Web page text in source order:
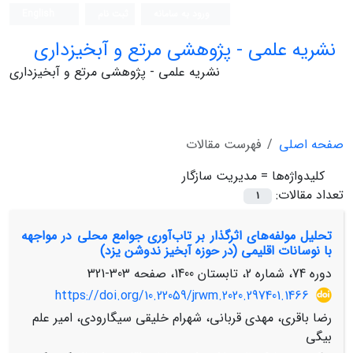
نشریه علمی - پژوهشی مرتع و آبخیزداری
نشریه علمی - پژوهشی مرتع و آبخیزداری
صفحه اصلی
فهرست مقالات
کلیدواژه‌ها = مدیریت سازگار
تعداد مقالات:
1
تحلیل مولفه‌های اثرگذار بر تاب‌آوری جوامع محلی در مواجهه
با نوسانات اقلیمی (در حوزه آبخیز ندوشن یزد)
دوره 74، شماره 2، تابستان 1400، صفحه
303-321
https://doi.org/10.22059/jrwm.2020.297401.1466
رضا باقری، مهدی قربانی، شهرام خلیقی سیگارودی، امیر علم
بیگی